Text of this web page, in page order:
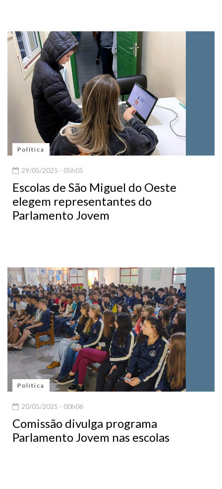
Política
29/05/2025 - 05h05
Escolas de São Miguel do Oeste
elegem representantes do
Parlamento Jovem
Política
20/05/2025 - 00h06
Comissão divulga programa
Parlamento Jovem nas escolas